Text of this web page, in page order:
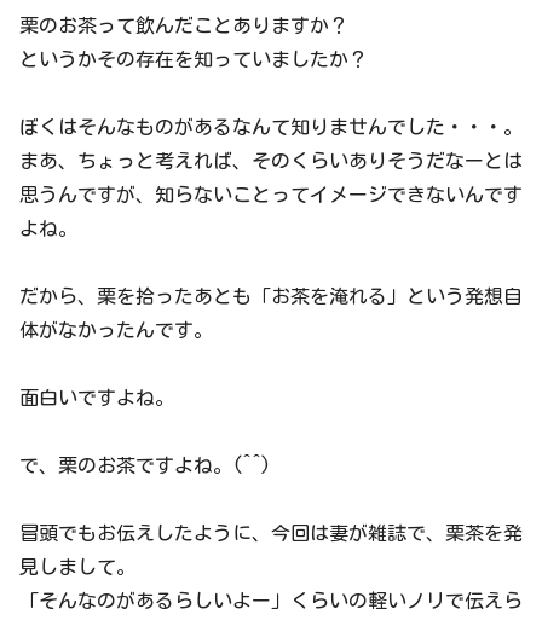
栗のお茶って飲んだことありますか？
というかその存在を知っていましたか？
ぼくはそんなものがあるなんて知りませんでした・・・。
まあ、ちょっと考えれば、そのくらいありそうだなーとは
思うんですが、知らないことってイメージできないんです
よね。
だから、栗を拾ったあとも「お茶を淹れる」という発想自
体がなかったんです。
面白いですよね。
で、栗のお茶ですよね。(^^)
冒頭でもお伝えしたように、今回は妻が雑誌で、栗茶を発
見しまして。
「そんなのがあるらしいよー」くらいの軽いノリで伝えら